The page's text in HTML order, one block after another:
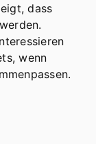
dass
wenn